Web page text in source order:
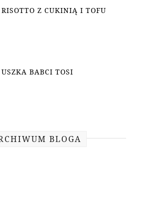
RISOTTO Z CUKINIĄ I TOFU
USZKA BABCI TOSI
BLOGA